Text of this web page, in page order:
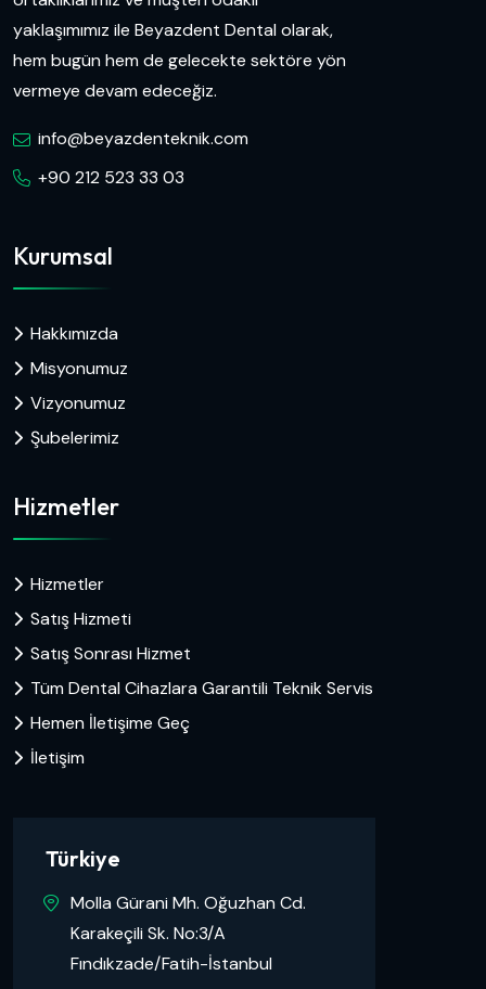
yaklaşımımız ile Beyazdent Dental olarak,
hem bugün hem de gelecekte sektöre yön
vermeye devam edeceğiz.
info@beyazdenteknik.com
+90 212 523 33 03
Kurumsal
Hakkımızda
Misyonumuz
Vizyonumuz
Şubelerimiz
Hizmetler
Hizmetler
Satış Hizmeti
Satış Sonrası Hizmet
Tüm Dental Cihazlara Garantili Teknik Servis
Hemen İletişime Geç
İletişim
Türkiye
Molla Gürani Mh. Oğuzhan Cd.
Karakeçili Sk. No:3/A
Fındıkzade/Fatih-İstanbul